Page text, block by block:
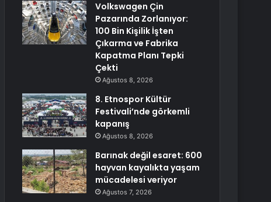
Volkswagen Çin
Pazarında Zorlanıyor:
100 Bin Kişilik İşten
Çıkarma ve Fabrika
Kapatma Planı Tepki
Çekti
Ağustos 8, 2026
8. Etnospor Kültür
Festivali’nde görkemli
kapanış
Ağustos 8, 2026
Barınak değil esaret: 600
hayvan kayalıkta yaşam
mücadelesi veriyor
Ağustos 7, 2026